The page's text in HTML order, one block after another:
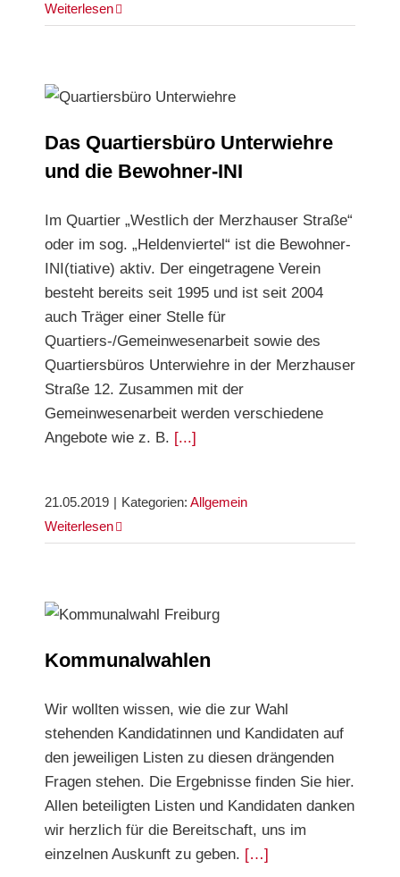
Weiterlesen
Das Quartiersbüro Unterwiehre
und die Bewohner-INI
Im Quartier „Westlich der Merzhauser Straße“
oder im sog. „Heldenviertel“ ist die Bewohner-
INI(tiative) aktiv. Der eingetragene Verein
besteht bereits seit 1995 und ist seit 2004
auch Träger einer Stelle für
Quartiers-/Gemeinwesenarbeit sowie des
Quartiersbüros Unterwiehre in der Merzhauser
Straße 12. Zusammen mit der
Gemeinwesenarbeit werden verschiedene
Angebote wie z. B. [...]
21.05.2019 | Kategorien: Allgemein
Weiterlesen
Kommunalwahlen
Wir wollten wissen, wie die zur Wahl
stehenden Kandidatinnen und Kandidaten auf
den jeweiligen Listen zu diesen drängenden
Fragen stehen. Die Ergebnisse finden Sie hier.
Allen beteiligten Listen und Kandidaten danken
wir herzlich für die Bereitschaft, uns im
einzelnen Auskunft zu geben. […]